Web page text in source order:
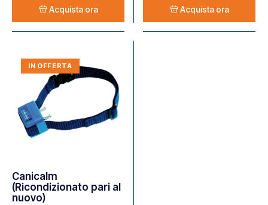
Acquista ora Acquista ora
IN OFFERTA
Canicalm
(Ricondizionato pari al
nuovo)